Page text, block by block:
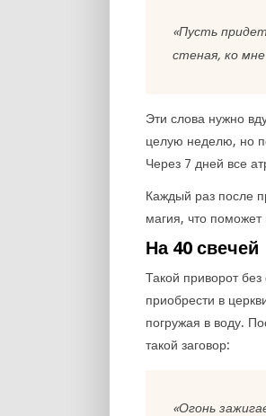
«Пусть
стеная, ко
Эти слова нужно
целую неделю, но
Через 7 дней все
Каждый раз после
магия, что поможет
На 40 свечей
Такой приворот
приобрести в
погружая в воду.
такой заговор:
«Огонь